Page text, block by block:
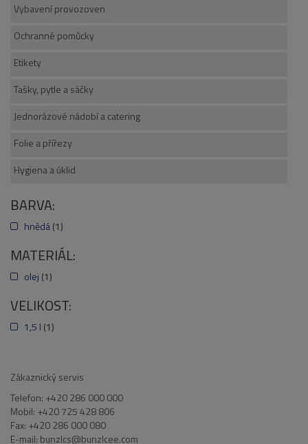
Vybavení provozoven
Ochranné pomůcky
Etikety
Tašky, pytle a sáčky
Jednorázové nádobí a catering
Folie a přířezy
Hygiena a úklid
BARVA:
hnědá (1)
MATERIÁL:
olej (1)
VELIKOST:
1,5 l (1)
Zákaznický servis
Telefon: +420 286 000 000
Mobil: +420 725 428 806
Fax: +420 286 000 080
E-mail: bunzlcs@bunzlcee.com